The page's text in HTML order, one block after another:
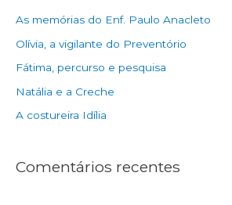
As memórias do Enf. Paulo Anacleto
Olívia, a vigilante do Preventório
Fátima, percurso e pesquisa
Natália e a Creche
A costureira Idília
Comentários recentes